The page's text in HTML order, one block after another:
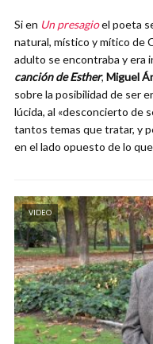
Si en Un presagioel poeta
natural, místico y mítico de
adulto se encontraba y era
canción de Esther, Miguel
sobre la posibilidad de ser
lúcida, al «desconcierto de
tantos temas que tratar, y
en el lado opuesto de lo
VIDEO